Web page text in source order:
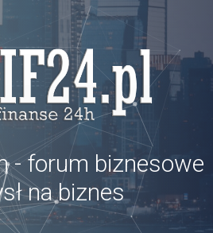
- forum biznesowe
na biznes